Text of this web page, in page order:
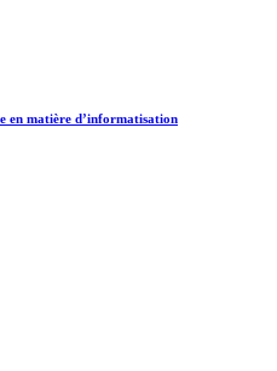
en matière d’informatisation